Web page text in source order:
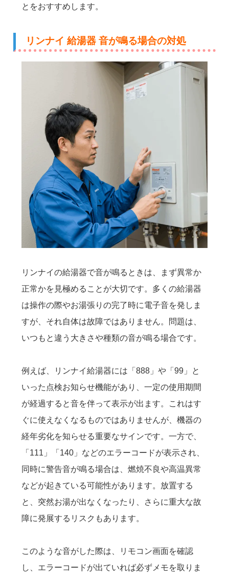
とをおすすめします。
リンナイ 給湯器 音が鳴る場合の対処
リンナイの給湯器で音が鳴るときは、まず異常か
正常かを見極めることが大切です。多くの給湯器
は操作の際やお湯張りの完了時に電子音を発しま
すが、それ自体は故障ではありません。問題は、
いつもと違う大きさや種類の音が鳴る場合です。
例えば、リンナイ給湯器には「888」や「99」と
いった点検お知らせ機能があり、一定の使用期間
が経過すると音を伴って表示が出ます。これはす
ぐに使えなくなるものではありませんが、機器の
経年劣化を知らせる重要なサインです。一方で、
「111」「140」などのエラーコードが表示され、
同時に警告音が鳴る場合は、燃焼不良や高温異常
などが起きている可能性があります。放置する
と、突然お湯が出なくなったり、さらに重大な故
障に発展するリスクもあります。
このような音がした際は、リモコン画面を確認
し、エラーコードが出ていれば必ずメモを取りま